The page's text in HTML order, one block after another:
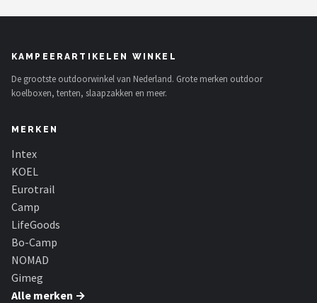
Alle merken →
KAMPEERARTIKELEN WINKEL
De grootste outdoorwinkel van Nederland. Grote merken outdoor
koelboxen, tenten, slaapzakken en meer.
MERKEN
Intex
KOEL
Eurotrail
Camp
LifeGoods
Bo-Camp
NOMAD
Gimeg
Alle merken →